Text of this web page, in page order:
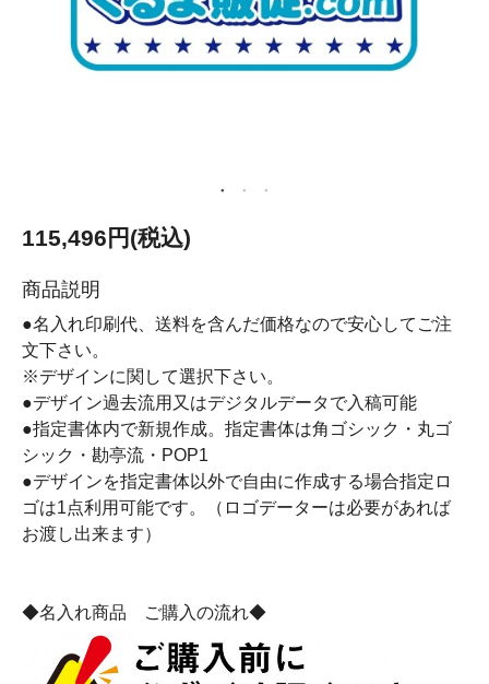
115,496円(税込)
商品説明
●名入れ印刷代、送料を含んだ価格なので安心してご注
文下さい。
※デザインに関して選択下さい。
●デザイン過去流用又はデジタルデータで入稿可能
●指定書体内で新規作成。指定書体は角ゴシック・丸ゴ
シック・勘亭流・POP1
●デザインを指定書体以外で自由に作成する場合指定ロ
ゴは1点利用可能です。（ロゴデーターは必要があれば
お渡し出来ます）
◆名入れ商品 ご購入の流れ◆